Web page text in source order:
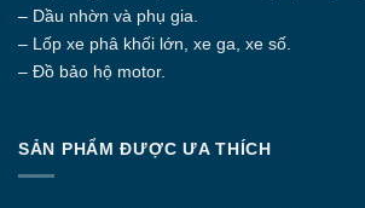
trên
trang
sản
– Dầu nhờn và phụ gia.
– Lốp xe phâ khối lớn, xe ga, xe số.
– Đồ bảo hộ motor.
SẢN PHẨM ĐƯỢC ƯA THÍCH